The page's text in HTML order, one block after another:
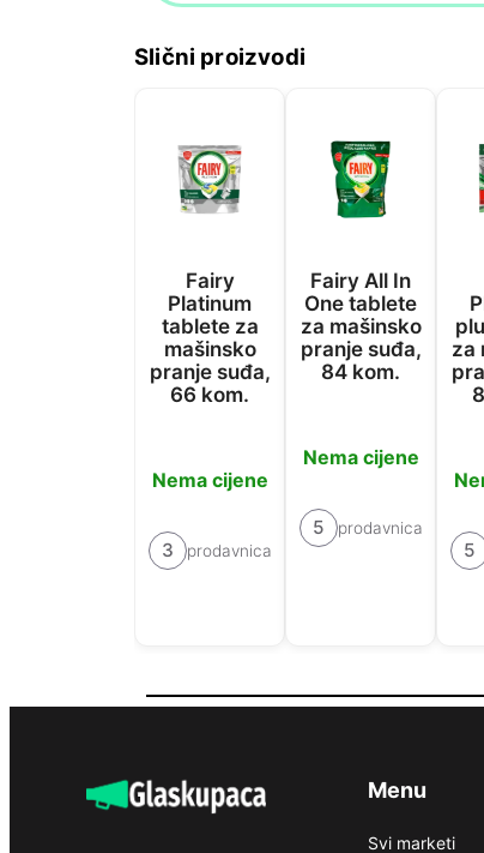
Slični proizvodi
Fairy
Platinum
tablete za
mašinsko
pranje suđa,
66 kom.
Nema cijene
3 prodavnica
Fairy All In
One tablete
za mašinsko
pranje suđa,
84 kom.
Nema cijene
5 prodavnica
za
5
Menu
Svi marketi